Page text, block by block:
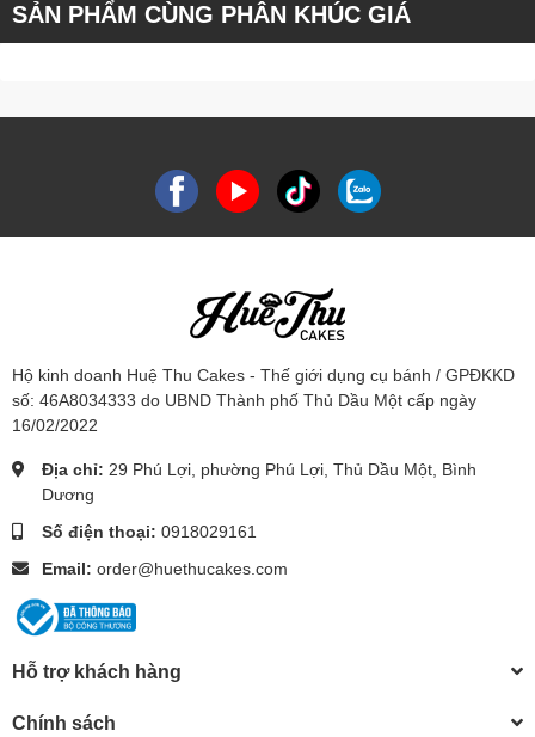
SẢN PHẨM CÙNG PHÂN KHÚC GIÁ
Hộ kinh doanh Huệ Thu Cakes - Thế giới dụng cụ bánh / GPĐKKD
số: 46A8034333 do UBND Thành phố Thủ Dầu Một cấp ngày
16/02/2022
Địa chỉ: 29 Phú Lợi, phường Phú Lợi, Thủ Dầu Một, Bình
Dương
Số điện thoại: 0918029161
Email: order@huethucakes.com
Hỗ trợ khách hàng
Chính sách